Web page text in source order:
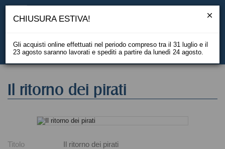
EN
Il ritorno dei pirati
Titolo
Il ritorno dei pirati
CHIUSURA ESTIVA!
Gli acquisti online effettuati nel periodo compreso tra il 31 luglio e il
23 agosto saranno lavorati e spediti a partire da lunedì 24 agosto.